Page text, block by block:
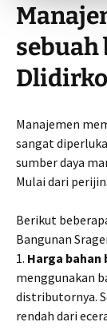
sebuah
Manajemen
sangat
sumber daya
Mulai dari
Berikut
Bangunan
1. Harga bahan
menggunakan
distributornya.
rendah dari